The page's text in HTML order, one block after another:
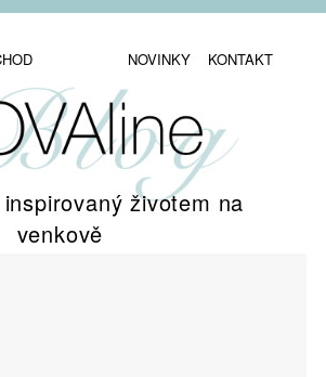
NOVINKY KONTAKT
životem na
venkově